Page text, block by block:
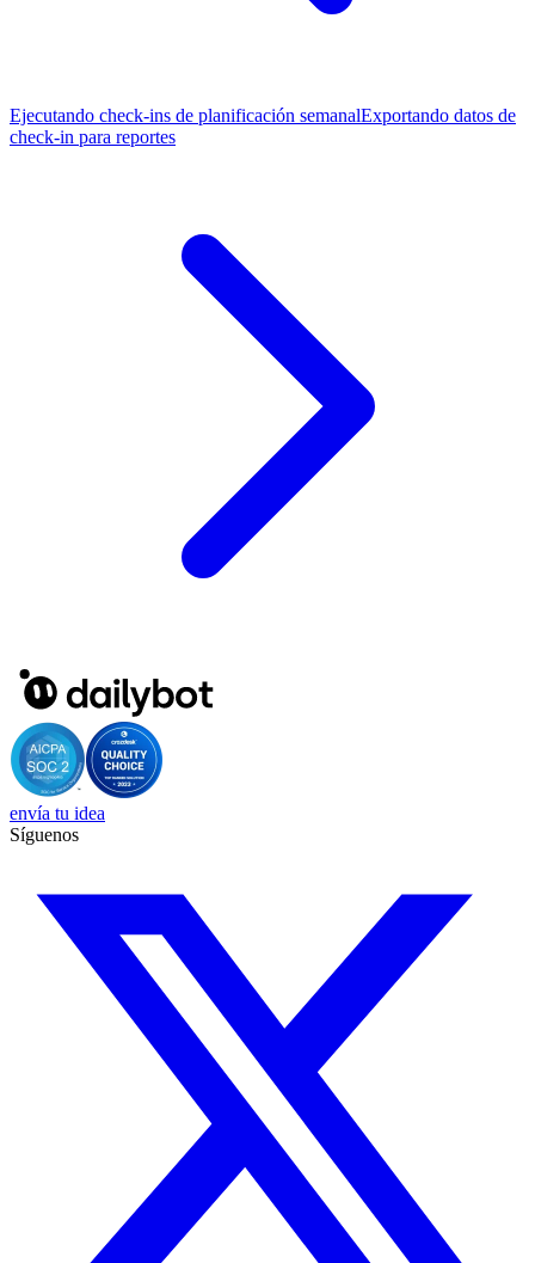
Ejecutando check-ins de planificación semanalExportando datos de
check-in para reportes
envía tu idea
Síguenos